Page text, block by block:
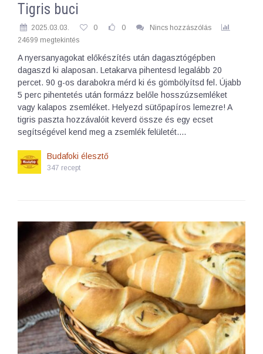
Tigris buci
2025.03.03. 0 0
Nincs hozzászólás
24699 megtekintés
A nyersanyagokat előkészítés után dagasztógépben
dagaszd ki alaposan. Letakarva pihentesd legalább 20
percet. 90 g-os darabokra mérd ki és gömbölyítsd fel. Újabb
5 perc pihentetés után formázz belőle hosszúzsemléket
vagy kalapos zsemléket. Helyezd sütőpapíros lemezre! A
tigris paszta hozzávalóit keverd össze és egy ecset
segítségével kend meg a zsemlék felületét.…
Budafoki élesztő
347 recept